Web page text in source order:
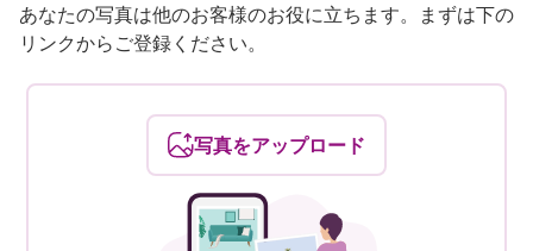
あなたの写真は他のお客様のお役に立ちます。まずは下の
リンクからご登録ください。
写真をアップロード